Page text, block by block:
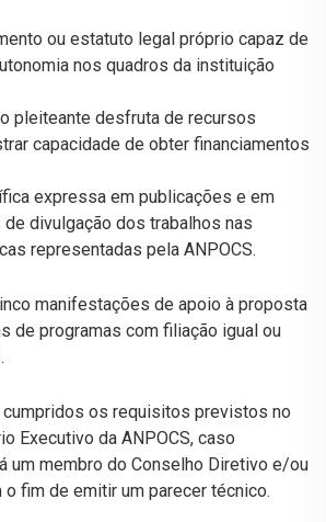
ou estatuto legal próprio capaz de
nos quadros da instituição
pleiteante desfruta de recursos
capacidade de obter financiamentos
expressa em publicações e em
divulgação dos trabalhos nas
representadas pela ANPOCS.
manifestações de apoio à proposta
de programas com filiação igual ou
cumpridos os requisitos previstos no
Executivo da ANPOCS, caso
um membro do Conselho Diretivo e/ou
o fim de emitir um parecer técnico.